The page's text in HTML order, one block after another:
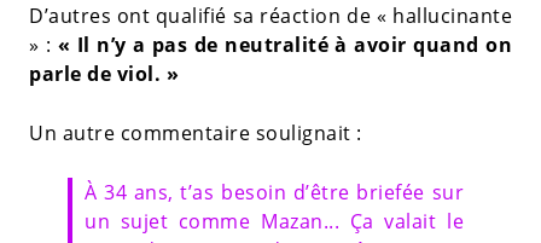
D’autres ont qualifié sa réaction de « hallucinante
» : « Il n’y a pas de neutralité à avoir quand on
parle de viol. »
Un autre commentaire soulignait :
À 34 ans, t’as besoin d’être briefée sur
un sujet comme Mazan... Ça valait le